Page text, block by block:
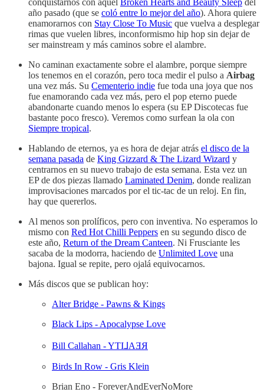
año pasado (que se coló entre lo mejor del año). Ahora quiere
enamorarnos con Stay Close To Music que vuelva a desplegar
rimas que vuelen libres, inconformismo hip hop sin dejar de
ser mainstream y más caminos sobre el alambre.
No caminan exactamente sobre el alambre, porque siempre
los tenemos en el corazón, pero toca medir el pulso a Airbag
una vez más. Su Cementerio indie fue toda una joya que nos
fue enamorando cada vez más, pero el pop eterno puede
abandonarte cuando menos lo espera (su EP Discotecas fue
bastante poco fresco). Veremos como surfean la ola con
Siempre tropical.
Hablando de eternos, ya es hora de dejar atrás el disco de la
semana pasada de King Gizzard & The Lizard Wizard y
centrarnos en su nuevo trabajo de esta semana. Esta vez un
EP de dos piezas llamado Laminated Denim, donde realizan
improvisaciones marcados por el tic-tac de un reloj. En fin,
hay que quererlos.
Al menos son prolíficos, pero con inventiva. No esperamos lo
mismo con Red Hot Chilli Peppers en su segundo disco de
este año, Return of the Dream Canteen. Ni Frusciante les
sacaba de la modorra, haciendo de Unlimited Love una
bajona. Igual se repite, pero ojalá equivocarnos.
Más discos que se publican hoy:
Alter Bridge - Pawns & Kings
Black Lips - Apocalypse Love
Bill Callahan - YTI⅃AƎЯ
Birds In Row - Gris Klein
Brian Eno - ForeverAndEverNoMore